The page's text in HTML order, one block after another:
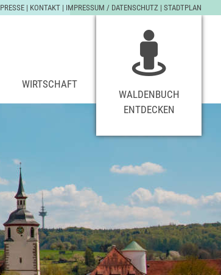
PRESSE | KONTAKT | IMPRESSUM / DATENSCHUTZ | STADTPLAN
WIRTSCHAFT
WALDENBUCH
ENTDECKEN